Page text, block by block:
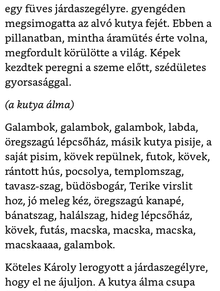
egy füves járdaszegélyre. gyengéden
megsimogatta az alvó kutya fejét. Ebben a
pillanatban, mintha áramütés érte volna,
megfordult körülötte a világ. Képek
kezdtek peregni a szeme előtt, szédületes
gyorsasággal.
(a kutya álma)
Galambok, galambok, galambok, labda,
öregszagú lépcsőház, másik kutya pisije, a
saját pisim, kövek repülnek, futok, kövek,
rántott hús, pocsolya, templomszag,
tavasz-szag, büdösbogár, Terike virslit
hoz, jó meleg kéz, öregszagú kanapé,
bánatszag, halálszag, hideg lépcsőház,
kövek, futás, macska, macska, macska,
macskaaaa, galambok.
Köteles Károly lerogyott a járdaszegélyre,
hogy el ne ájuljon. A kutya álma csupa